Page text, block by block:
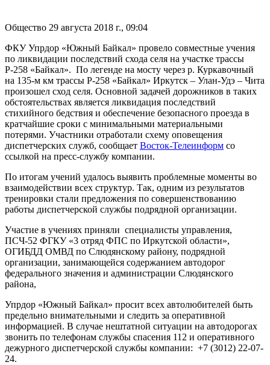
Общество 29 августа 2018 г., 09:04
ФКУ Упрдор «Южный Байкал» провело совместные учения
по ликвидации последствий схода селя на участке трассы
Р-258 «Байкал». По легенде на мосту через р. Куркавочный
на 135-м км трассы Р-258 «Байкал» Иркутск – Улан-Удэ – Чита
произошел сход селя. Основной задачей дорожников в таких
обстоятельствах является ликвидация последствий
стихийного бедствия и обеспечение безопасного проезда в
кратчайшие сроки с минимальными материальными
потерями. Участники отработали схему оповещения
диспетчерских служб, сообщает Восток-Телеинформ со
ссылкой на пресс-службу компании.
По итогам учений удалось выявить проблемные моменты во
взаимодействии всех структур. Так, одним из результатов
тренировки стали предложения по совершенствованию
работы диспетчерской службы подрядной организации.
Участие в учениях приняли специалисты управления,
ПСЧ-52 ФГКУ «3 отряд ФПС по Иркутской области»,
ОГИБДД ОМВД по Слюдянскому району, подрядной
организации, занимающейся содержанием автодорог
федерального значения и администрации Слюдянского
района,
Упрдор «Южный Байкал» просит всех автолюбителей быть
предельно внимательными и следить за оперативной
информацией. В случае нештатной ситуации на автодорогах
звонить по телефонам службы спасения 112 и оперативного
дежурного диспетчерской службы компании: +7 (3012) 22-07-
24.